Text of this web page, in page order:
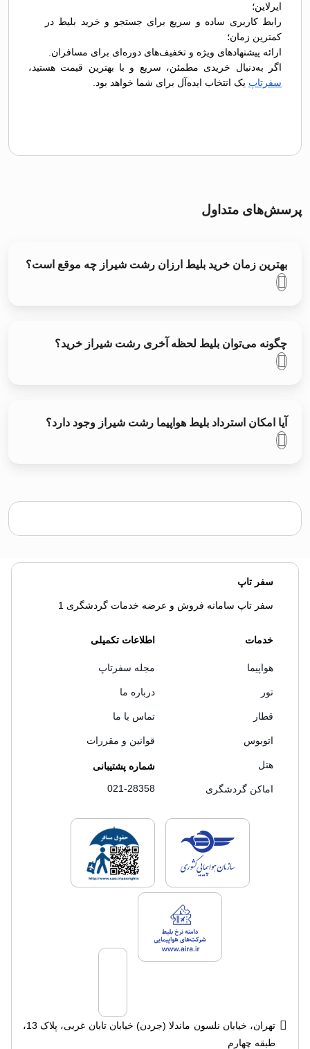
ایرلاین؛
رابط کاربری ساده و سریع برای جستجو و خرید بلیط در
کمترین زمان؛
ارائه پیشنهادهای ویژه و تخفیف‌های دوره‌ای برای مسافران.
اگر به‌دنبال خریدی مطمئن، سریع و با بهترین قیمت هستید،
سفرتاپ یک انتخاب ایده‌آل برای شما خواهد بود.
پرسش‌های متداول
بهترین زمان خرید بلیط ارزان رشت شیراز چه موقع است؟
چگونه می‌توان بلیط لحظه آخری رشت شیراز خرید؟
آیا امکان استرداد بلیط هواپیما رشت شیراز وجود دارد؟
سفر تاپ
سفر تاپ سامانه فروش و عرضه خدمات گردشگری 1
خدمات
هواپیما
تور
قطار
اتوبوس
هتل
اماکن گردشگری
اطلاعات تکمیلی
مجله سفرتاپ
درباره ما
تماس با ما
قوانین و مقررات
شماره پشتیبانی
021-28358
لایسنس های فروش سفرتاپلایسنس های
لایسنس های فروش سفرتاپ
تهران، خیابان نلسون ماندلا (جردن) خیابان تابان غربی، پلاک 13،
طبقه چهارم